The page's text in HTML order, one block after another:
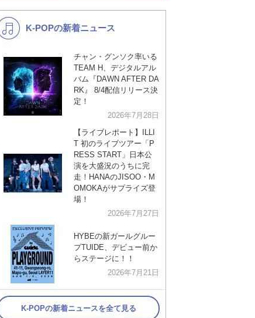
K-POP 演歌・歌謡
洋楽
VTuber ディズニー
K-POPの新着ニュース
チャン・グンソク率いる
TEAM H、デジタルアル
バム『DAWN AFTER DA
RK』 8/4配信リリース決
定！
2026年7月28日
【ライブレポート】ILLI
T 初のライブツアー「P
RESS START」日本公
演を大盛況のうちに完
走！HANAのJISOO・M
OMOKAがサプライズ登
場！
2026年7月27日
HYBEの新ガールグルー
プTUIDE、デビュー前か
らステージに！！
2026年7月21日
K-POPの新着ニュースを全て見る